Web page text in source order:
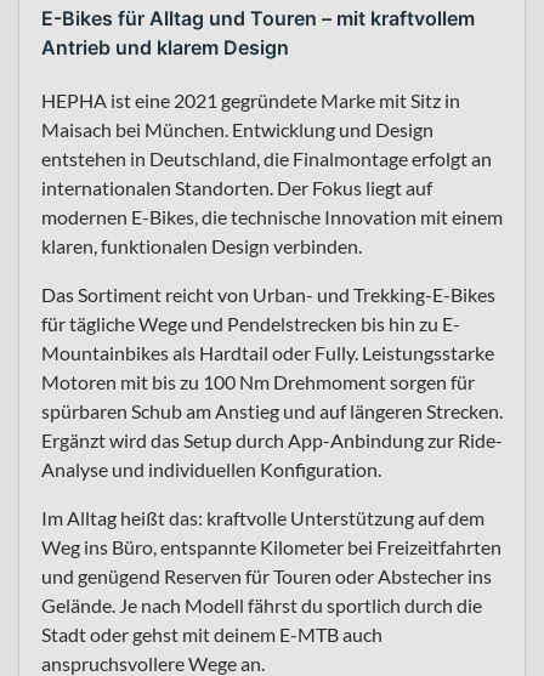
E-Bikes für Alltag und Touren – mit kraftvollem
Antrieb und klarem Design
HEPHA ist eine 2021 gegründete Marke mit Sitz in
Maisach bei München. Entwicklung und Design
entstehen in Deutschland, die Finalmontage erfolgt an
internationalen Standorten. Der Fokus liegt auf
modernen E-Bikes, die technische Innovation mit einem
klaren, funktionalen Design verbinden.
Das Sortiment reicht von Urban- und Trekking-E-Bikes
für tägliche Wege und Pendelstrecken bis hin zu E-
Mountainbikes als Hardtail oder Fully. Leistungsstarke
Motoren mit bis zu 100 Nm Drehmoment sorgen für
spürbaren Schub am Anstieg und auf längeren Strecken.
Ergänzt wird das Setup durch App-Anbindung zur Ride-
Analyse und individuellen Konfiguration.
Im Alltag heißt das: kraftvolle Unterstützung auf dem
Weg ins Büro, entspannte Kilometer bei Freizeitfahrten
und genügend Reserven für Touren oder Abstecher ins
Gelände. Je nach Modell fährst du sportlich durch die
Stadt oder gehst mit deinem E-MTB auch
anspruchsvollere Wege an.